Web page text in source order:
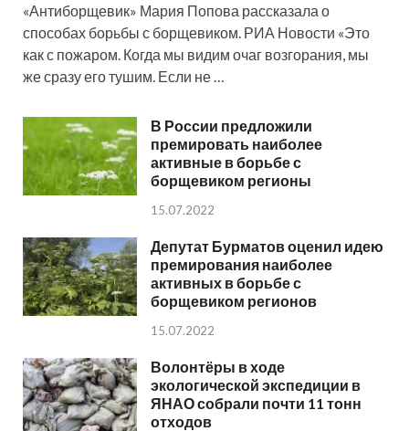
«Антиборщевик» Мария Попова рассказала о
способах борьбы с борщевиком. РИА Новости «Это
как с пожаром. Когда мы видим очаг возгорания, мы
же сразу его тушим. Если не …
В России предложили
премировать наиболее
активные в борьбе с
борщевиком регионы
15.07.2022
Депутат Бурматов оценил идею
премирования наиболее
активных в борьбе с
борщевиком регионов
15.07.2022
Волонтёры в ходе
экологической экспедиции в
ЯНАО собрали почти 11 тонн
отходов